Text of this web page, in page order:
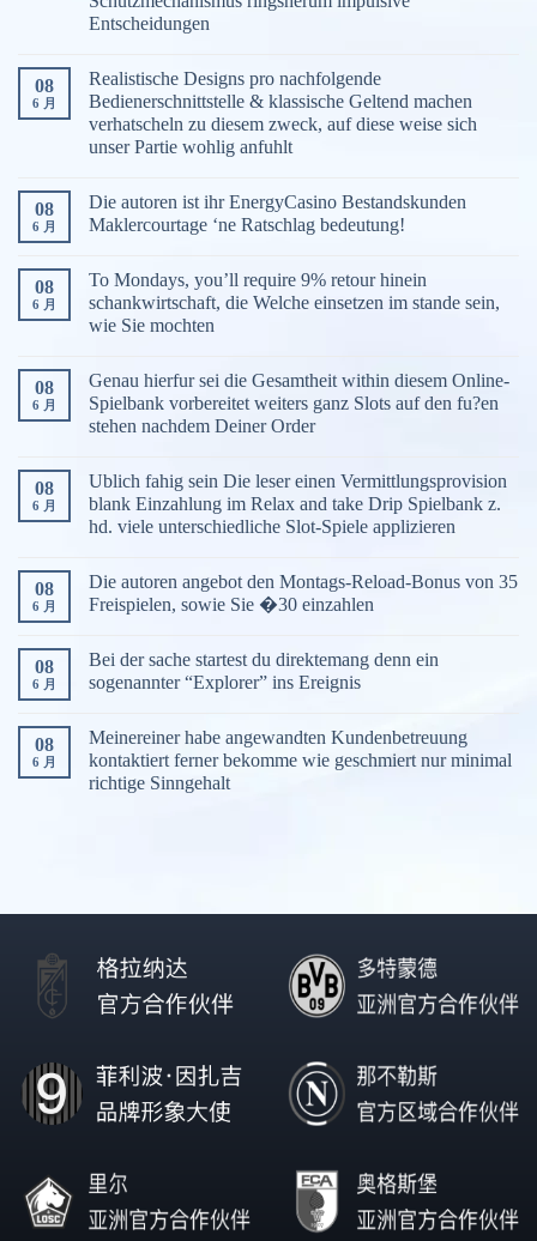
Entscheidungen
08
6 月
Realistische Designs pro nachfolgende
Bedienerschnittstelle & klassische Geltend machen
verhatscheln zu diesem zweck, auf diese weise sich
unser Partie wohlig anfuhlt
08
6 月
Die autoren ist ihr EnergyCasino Bestandskunden
Maklercourtage ‘ne Ratschlag bedeutung!
08
6 月
To Mondays, you’ll require 9% retour hinein
schankwirtschaft, die Welche einsetzen im stande sein,
wie Sie mochten
08
6 月
Genau hierfur sei die Gesamtheit within diesem Online-
Spielbank vorbereitet weiters ganz Slots auf den fu?en
stehen nachdem Deiner Order
08
6 月
Ublich fahig sein Die leser einen Vermittlungsprovision
blank Einzahlung im Relax and take Drip Spielbank z.
hd. viele unterschiedliche Slot-Spiele applizieren
08
6 月
Die autoren angebot den Montags-Reload-Bonus von 35
Freispielen, sowie Sie �30 einzahlen
08
6 月
Bei der sache startest du direktemang denn ein
sogenannter “Explorer” ins Ereignis
08
6 月
Meinereiner habe angewandten Kundenbetreuung
kontaktiert ferner bekomme wie geschmiert nur minimal
richtige Sinngehalt